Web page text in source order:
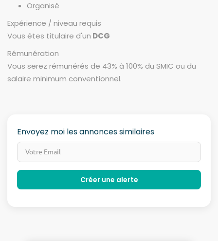
Organisé
Expérience / niveau requis
Vous êtes titulaire d'un DCG
Rémunération
Vous serez rémunérés de 43% à 100% du SMIC ou du
salaire minimum conventionnel.
Envoyez moi les annonces similaires